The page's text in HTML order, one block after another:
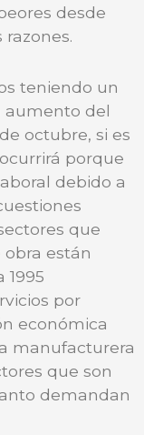
desde
razones.
teniendo un
aumento del
octubre, si es
porque
debido a
que
están
1995
por
económica
manufacturera
que son
demandan